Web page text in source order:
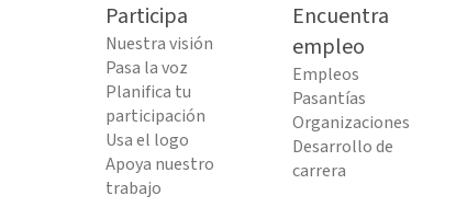
Participa
Nuestra visión
Pasa la voz
Planifica tu
participación
Usa el logo
Apoya nuestro
trabajo
Encuentra
empleo
Empleos
Pasantías
Organizaciones
Desarrollo de
carrera